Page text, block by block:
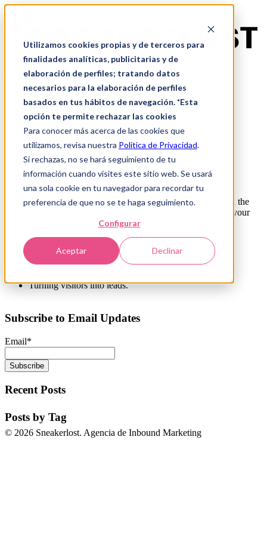
Utilizamos cookies propias y de terceros para
finalidades analíticas, publicitarias y de
elaboración de perfiles; tratando datos
necesarios para la elaboración de perfiles
basados en tus hábitos de navegación. *Esta
opción te permite rechazar las cookies
Para conocer más acerca de las cookies que
utilizamos, revisa nuestra Política de Privacidad.
Si rechazas, no se hará seguimiento de tu
información cuando visites este sitio web. Se usará
una sola cookie en tu navegador para recordar tu
preferencia de que no se te haga seguimiento.
Configurar
Aceptar Declinar
Post Slider
All posts
Something Powerful
Tell The Reader More
The headline and subheader tells us what you'reoffering
, and the
form header closes the deal. Over here you can explain why your
offer is so great it's worth filling out a form for.
Remember:
Bullets are great
Turning visitors into leads.
Subscribe to Email Updates
Email*
Recent Posts
Posts by Tag
© 2026 Sneakerlost. Agencia de Inbound Marketing